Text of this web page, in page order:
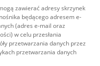
zawierać adresy skrzynek
będącego adresem e-
(adres e-mail oraz
w celu przesłania
przetwarzania danych przez
przetwarzania danych